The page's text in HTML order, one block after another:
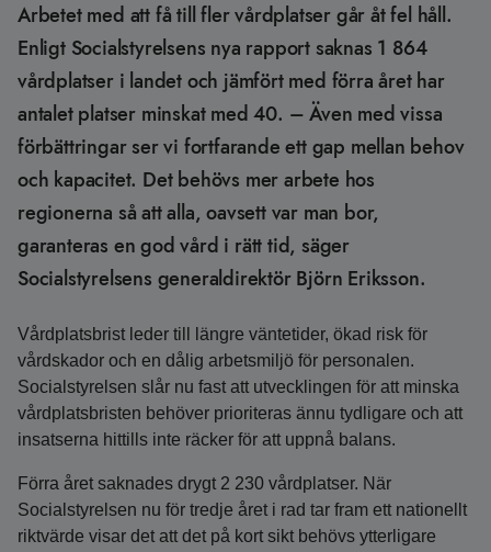
Arbetet med att få till fler vårdplatser går åt fel håll.
Enligt Socialstyrelsens nya rapport saknas 1 864
vårdplatser i landet och jämfört med förra året har
antalet platser minskat med 40. – Även med vissa
förbättringar ser vi fortfarande ett gap mellan behov
och kapacitet. Det behövs mer arbete hos
regionerna så att alla, oavsett var man bor,
garanteras en god vård i rätt tid, säger
Socialstyrelsens generaldirektör Björn Eriksson.
Vårdplatsbrist leder till längre väntetider, ökad risk för
vårdskador och en dålig arbetsmiljö för personalen.
Socialstyrelsen slår nu fast att utvecklingen för att minska
vårdplatsbristen behöver prioriteras ännu tydligare och att
insatserna hittills inte räcker för att uppnå balans.
Förra året saknades drygt 2 230 vårdplatser. När
Socialstyrelsen nu för tredje året i rad tar fram ett nationellt
riktvärde visar det att det på kort sikt behövs ytterligare